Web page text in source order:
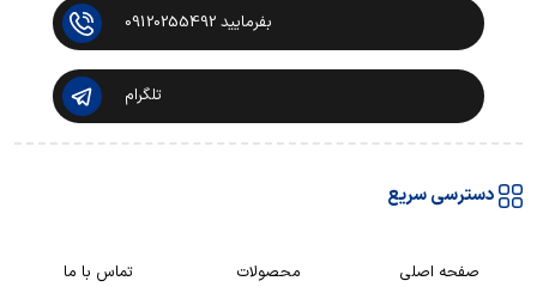
بفرمایید 09120255492
تلگرام
دسترسی سریع
صفحه اصلی محصولات
تماس با ما